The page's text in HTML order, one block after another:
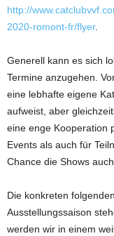
http://
2020-romont-fr/flyer.
Generell kann es sich
Termine anzugehen.
eine lebhafte eigene
aufweist, aber
eine enge Kooperation
Events als auch für
Chance die Shows
Die konkreten
Ausstellungssaison
werden wir in einem